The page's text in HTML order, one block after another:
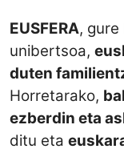
EUSFERA,
unibertsoa,
duten
Horretarako,
ezberdin eta
ditu eta